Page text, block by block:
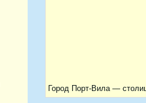
Город Порт-Вила —